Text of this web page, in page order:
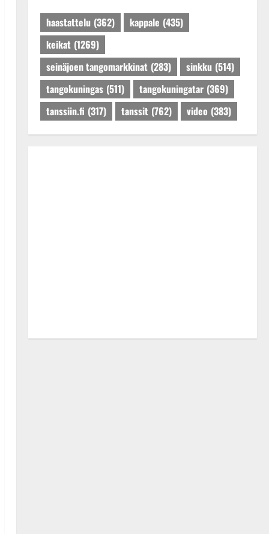
haastattelu (362) kappale (435)
keikat (1269)
seinäjoen tangomarkkinat (283) sinkku (514)
tangokuningas (511) tangokuningatar (369)
tanssiin.fi (317) tanssit (762) video (383)